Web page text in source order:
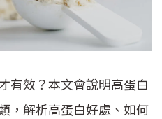
有效？本文會說明高蛋白
，解析高蛋白好處、如何